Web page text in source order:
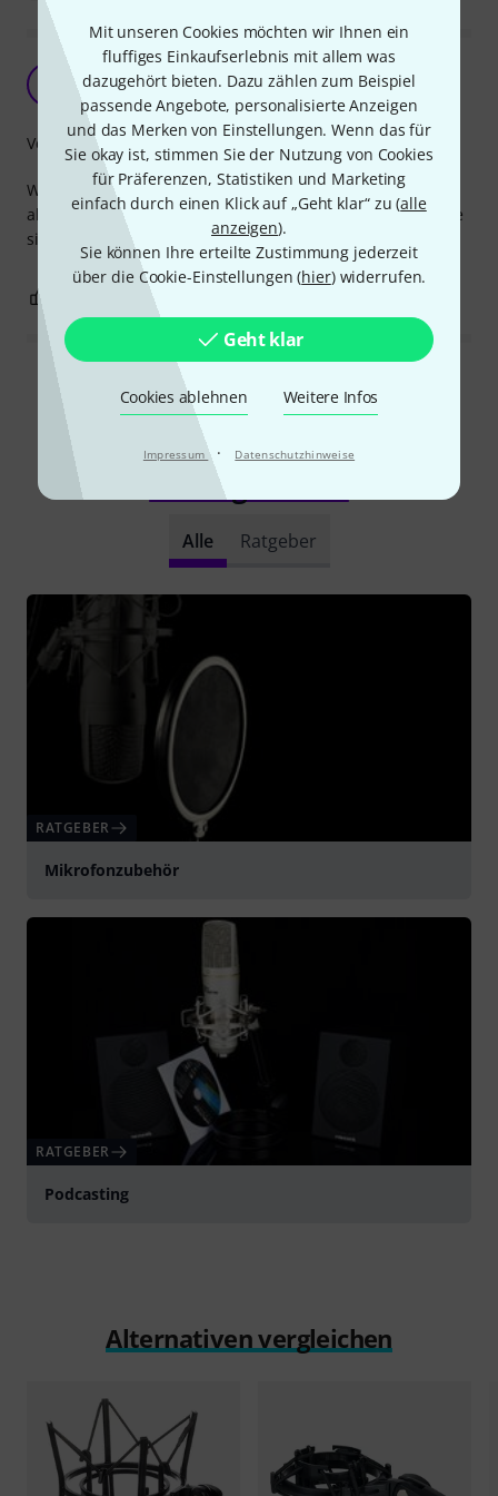
Mit unseren Cookies möchten wir Ihnen ein
fluffiges Einkaufserlebnis mit allem was
dazugehört bieten. Dazu zählen zum Beispiel
passende Angebote, personalisierte Anzeigen
und das Merken von Einstellungen. Wenn das für
Sie okay ist, stimmen Sie der Nutzung von Cookies
für Präferenzen, Statistiken und Marketing
einfach durch einen Klick auf „Geht klar“ zu (alle
anzeigen).
Sie können Ihre erteilte Zustimmung jederzeit
über die Cookie-Einstellungen (hier) widerrufen.
Geht klar
Cookies ablehnen Weitere Infos
Impressum · Datenschutzhinweise
Nicht günstig, aber top.
Thomas7188 30.04.2021
Wegen des Preises musste ich schon zweimal überlegen,
aber es wird auch sehr gute Qualität geliefert und die Teile
sind schön unscheinbar. Ich mag‘s...
Verarbeitung
Alle Bewertungen lesen
Schon gewusst?
Alle Ratgeber
RATGEBER
Mikrofonzubehör
RATGEBER
Podcasting
Alternativen vergleichen